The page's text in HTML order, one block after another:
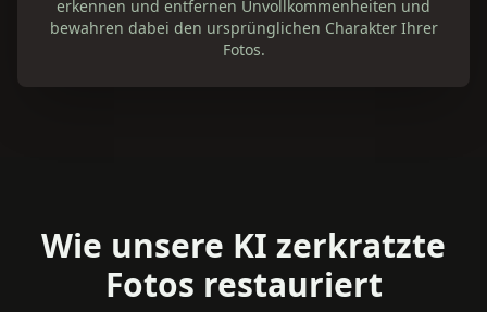
erkennen und entfernen Unvollkommenheiten und
bewahren dabei den ursprünglichen Charakter Ihrer
Fotos.
Wie unsere KI zerkratzte
Fotos restauriert